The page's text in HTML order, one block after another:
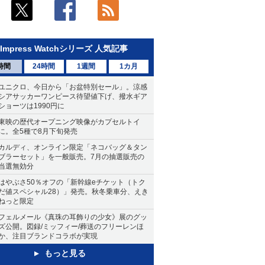
Impress Watchシリーズ 人気記事
間 24時間 1週間 1カ月
ニクロ、今日から「お盆特別セール」。涼感
アサッカーワンピース待望値下げ、撥水ギア
ョーツは1990円に
映の歴代オープニング映像がカプセルトイ
。全5種で8月下旬発売
ルディ、オンライン限定「ネコバッグ＆タン
ラーセット」を一般販売。7月の抽選販売の
選無効分
やぶさ50％オフの「新幹線eチケット（トク
値スペシャル28）」発売。秋冬乗車分、えき
っと限定
ェルメール《真珠の耳飾りの少女》展のグッ
公開。図録/ミッフィー/葬送のフリーレンほ
、注目ブランドコラボが実現
もっと見る